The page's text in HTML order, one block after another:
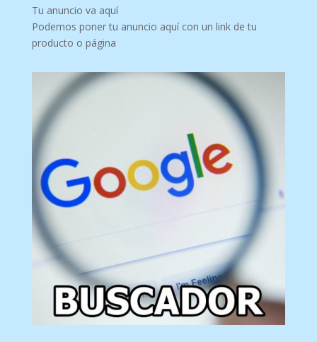
Tu anuncio va aquí
Podemos poner tu anuncio aquí con un link de tu
producto o página